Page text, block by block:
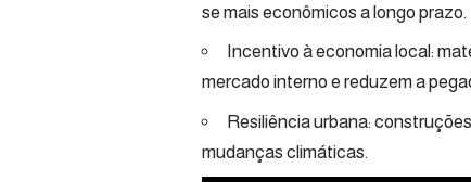
se mais econômicos a longo prazo.
Incentivo à economia local:
mercado interno e reduzem a
Resiliência urbana:
mudanças climáticas.